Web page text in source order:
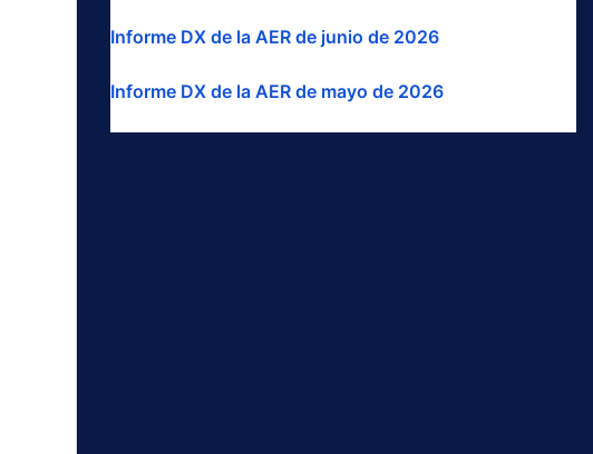
Informe DX de la AER de junio de 2026
Informe DX de la AER de mayo de 2026